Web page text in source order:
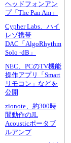
ヘッドフォンアン
プ「The Pan Am」
Cypher Labs、ハイ
レゾ携帯
DAC「AlgoRhythm
Solo -dB」
NEC、PCのTV機能
操作アプリ「Smart
リモコン」などを
公開
zionote、約300時
間動作のJL
Acousticポータブ
ルアンプ